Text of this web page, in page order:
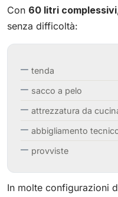
Con 60 litri complessivi
senza difficoltà:
tenda
sacco a pelo
attrezzatura da
abbigliamento
provviste
In molte configurazioni